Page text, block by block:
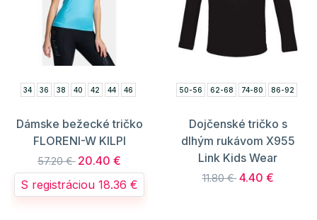
34 36 38 40 42 44 46
Dámske bežecké tričko
FLORENI-W KILPI
57.20 € 20.40 €
S registráciou 18.36 €
50-56 62-68 74-80 86-92
Dojčenské tričko s
dlhým rukávom X955
Link Kids Wear
11.80 € 4.40 €